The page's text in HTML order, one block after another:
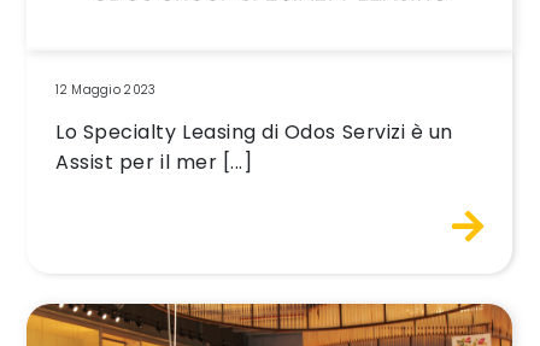
12 Maggio 2023
Lo Specialty Leasing di Odos Servizi è un
Assist per il mer [...]